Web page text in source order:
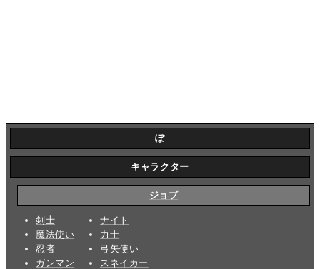
ぽ
キャラクター
ジョブ
剣士
魔法使い
忍者
ガンマン
ナイト
力士
弓矢使い
スネイカー